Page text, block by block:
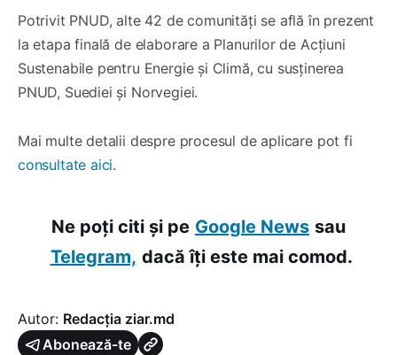
Potrivit PNUD, alte 42 de comunități se află în prezent
la etapa finală de elaborare a Planurilor de Acțiuni
Sustenabile pentru Energie și Climă, cu susținerea
PNUD, Suediei și Norvegiei.
Mai multe detalii despre procesul de aplicare pot fi
consultate aici.
Ne poți citi și pe Google News sau
Telegram, dacă îți este mai comod.
Autor: Redacția ziar.md
Abonează-te